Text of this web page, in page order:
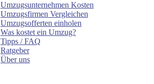
Umzugsunternehmen Kosten
Umzugsfirmen Vergleichen
Umzugsofferten einholen
Was kostet ein Umzug?
Tipps / FAQ
Ratgeber
Über uns